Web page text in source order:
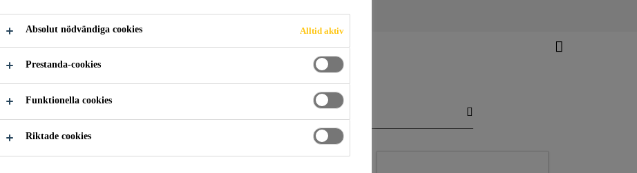
Absolut nödvändiga cookies Alltid aktiv
Prestanda-cookies
Funktionella cookies
Riktade cookies